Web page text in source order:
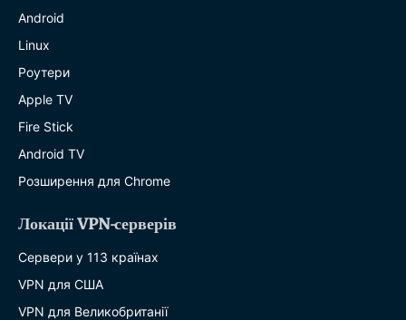
Android
Linux
Роутери
Apple TV
Fire Stick
Android TV
Розширення для Chrome
Локації VPN-серверів
Сервери у 113 країнах
VPN для США
VPN для Великобританії